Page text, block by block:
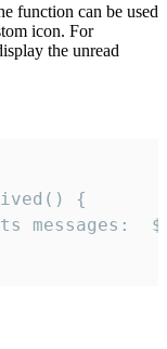
function can be used
icon. For
the unread
{